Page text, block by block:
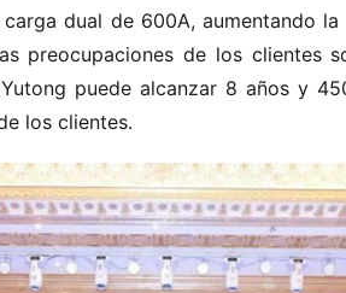
dual de 600A, aumentando
preocupaciones de los clientes
puede alcanzar 8 años y
los clientes.